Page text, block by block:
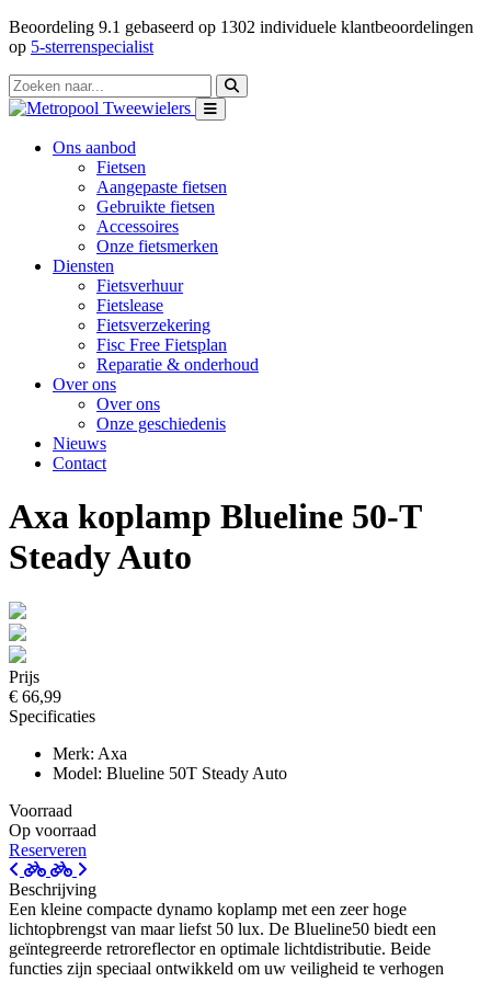
Beoordeling 9.1 gebaseerd op 1302 individuele klantbeoordelingen
op 5-sterrenspecialist
Ons aanbod
Fietsen
Aangepaste fietsen
Gebruikte fietsen
Accessoires
Onze fietsmerken
Diensten
Fietsverhuur
Fietslease
Fietsverzekering
Fisc Free Fietsplan
Reparatie & onderhoud
Over ons
Over ons
Onze geschiedenis
Nieuws
Contact
Axa koplamp Blueline 50-T
Steady Auto
Prijs
€ 66,99
Specificaties
Merk: Axa
Model: Blueline 50T Steady Auto
Voorraad
Op voorraad
Reserveren
Beschrijving
Een kleine compacte dynamo koplamp met een zeer hoge
lichtopbrengst van maar liefst 50 lux. De Blueline50 biedt een
geïntegreerde retroreflector en optimale lichtdistributie. Beide
functies zijn speciaal ontwikkeld om uw veiligheid te verhogen